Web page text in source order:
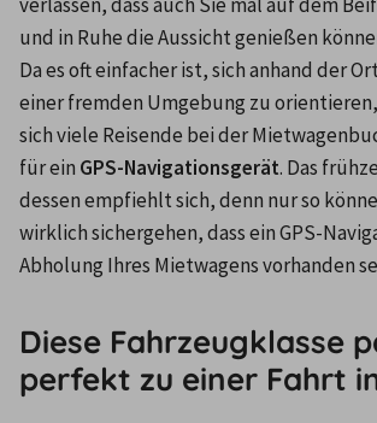
und in Ruhe die Aussicht genießen
Da es oft einfacher ist, sich anhand der
einer fremden Umgebung zu
sich viele Reisende bei der
für ein GPS-Navigationsgerät. Das
dessen empfiehlt sich, denn nur so
wirklich sichergehen, dass ein GPS-
Abholung Ihres Mietwagens vorhanden
Diese Fahrzeugklasse
perfekt zu einer Fahrt